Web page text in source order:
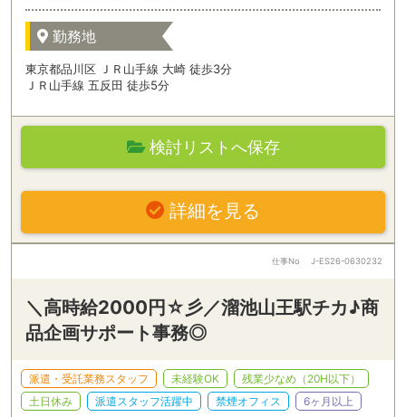
勤務地
東京都品川区 ＪＲ山手線 大崎 徒歩3分
ＪＲ山手線 五反田 徒歩5分
検討リストへ保存
詳細を見る
仕事No J-ES26-0630232
＼高時給2000円☆彡／溜池山王駅チカ♪商
品企画サポート事務◎
派遣・受託業務スタッフ 未経験OK
残業少なめ（20H以下）
土日休み
派遣スタッフ活躍中 禁煙オフィス 6ヶ月以上